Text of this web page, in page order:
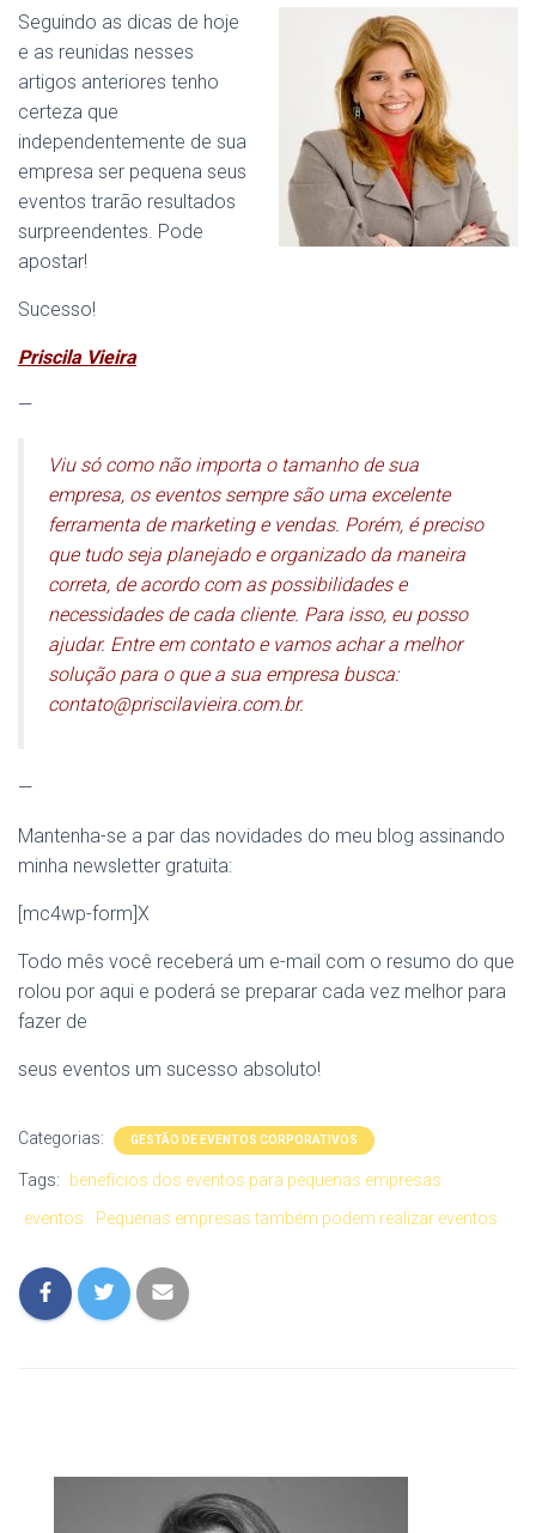
Seguindo as dicas de hoje
e as reunidas nesses
artigos anteriores tenho
certeza que
independentemente de sua
empresa ser pequena seus
eventos trarão resultados
surpreendentes. Pode
apostar!
Sucesso!
Priscila Vieira
—
Viu só como não importa o tamanho de sua
empresa, os eventos sempre são uma excelente
ferramenta de marketing e vendas. Porém, é preciso
que tudo seja planejado e organizado da maneira
correta, de acordo com as possibilidades e
necessidades de cada cliente. Para isso, eu posso
ajudar. Entre em contato e vamos achar a melhor
solução para o que a sua empresa busca:
contato@priscilavieira.com.br.
—
Mantenha-se a par das novidades do meu blog assinando
minha newsletter gratuita:
[mc4wp-form]X
Todo mês você receberá um e-mail com o resumo do que
rolou por aqui e poderá se preparar cada vez melhor para
fazer de
seus eventos um sucesso absoluto!
Categorias: GESTÃO DE EVENTOS CORPORATIVOS
Tags:
benefícios dos eventos para pequenas empresas
eventos
Pequenas empresas também podem realizar eventos